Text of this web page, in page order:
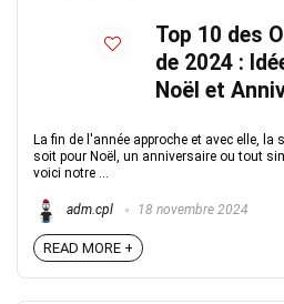
Top 10 des
de 2024 :
Noël et
La fin de l'année approche et avec elle, la
soit pour Noël, un anniversaire ou tout
voici notre ...
adm.cpl 18 novembre 2024
READ MORE +